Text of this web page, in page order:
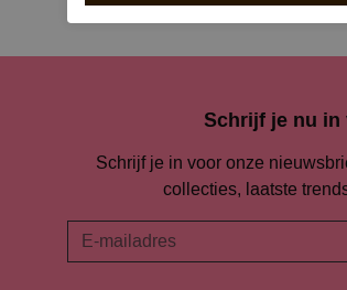
Schrijf je nu
Schrijf je in voor onze
collecties, laatste